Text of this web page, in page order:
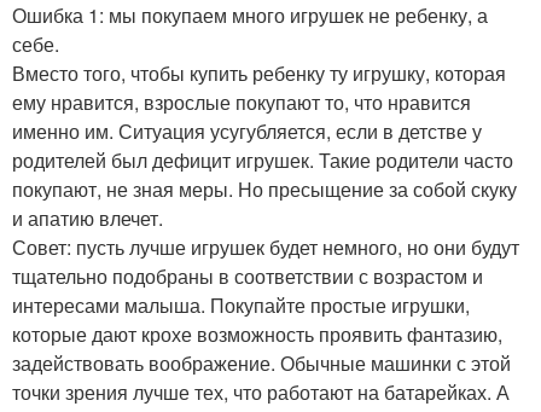
Ошибка 1: мы покупаем много игрушек не ребенку, а
себе.
Вместо того, чтобы купить ребенку ту игрушку, которая
ему нравится, взрослые покупают то, что нравится
именно им. Ситуация усугубляется, если в детстве у
родителей был дефицит игрушек. Такие родители часто
покупают, не зная меры. Но пресыщение за собой скуку
и апатию влечет.
Совет: пусть лучше игрушек будет немного, но они будут
тщательно подобраны в соответствии с возрастом и
интересами малыша. Покупайте простые игрушки,
которые дают крохе возможность проявить фантазию,
задействовать воображение. Обычные машинки с этой
точки зрения лучше тех, что работают на батарейках. А